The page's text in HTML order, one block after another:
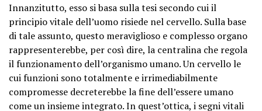
Innanzitutto, esso si basa sulla tesi secondo cui il
principio vitale dell’uomo risiede nel cervello. Sulla base
di tale assunto, questo meraviglioso e complesso organo
rappresenterebbe, per così dire, la centralina che regola
il funzionamento dell’organismo umano. Un cervello le
cui funzioni sono totalmente e irrimediabilmente
compromesse decreterebbe la fine dell’essere umano
come un insieme integrato. In quest’ottica, i segni vitali